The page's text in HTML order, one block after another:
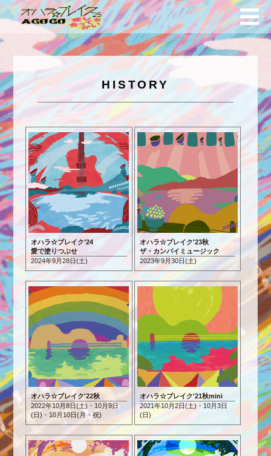
HISTORY
オハラ☆ブレイク’24
愛で塗りつぶせ
2024年9月28日(土)
オハラ☆ブレイク'23秋
ザ・カンパイミュージック
2023年9月30日(土)
オハラ☆ブレイク'22秋
2022年10月8日(土)・10月9日
(日) ・10月10日(月・祝)
オハラ☆ブレイク'21秋mini
2021年10月2日(土)・10月3日
(日)